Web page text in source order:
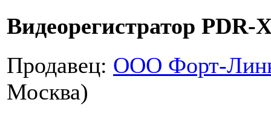
Видеорегистратор PDR-
Продавец: ООО Форт-
Москва)